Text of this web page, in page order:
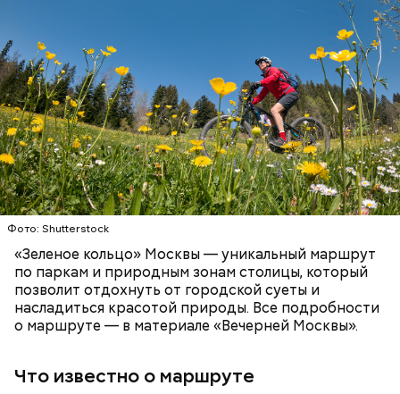
Фото: Shutterstock
«Зеленое кольцо» Москвы — уникальный маршрут
по паркам и природным зонам столицы, который
позволит отдохнуть от городской суеты и
насладиться красотой природы. Все подробности
о маршруте — в материале «Вечерней Москвы».
Что известно о маршруте
Как рассказали «ВМ» в пресс-службе ЦОДД,
веломаршрут «Зеленое кольцо» соединит зеленые
зоны, метро, МЦД и МЦК по всей Москве.
Протяженность такого маршрута составит 120
километров:
СПОРТ ОТДЫХ
ВЕЛОСИПЕДЫ
САМОКАТЫ
МОСКВА
Патриаршие пруды
изображением силуэтов Воланда, Коровьева и
Бегемота, который предостерегает от разговоров
с незнакомцами.